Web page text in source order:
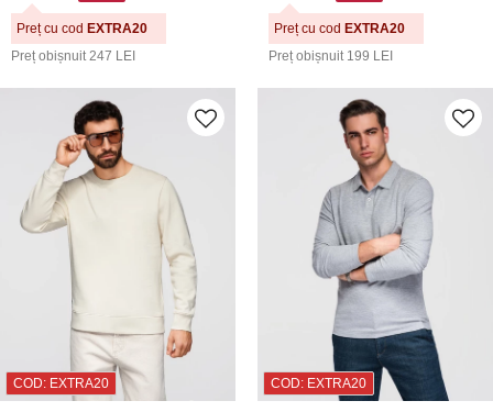
Preț obișnuit 247 LEI
Preț cu cod EXTRA20
Preț obișnuit 199 LEI
Preț cu cod EXTRA20
COD: EXTRA20 COD: EXTRA20